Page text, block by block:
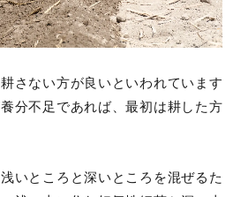
さない方が良いといわれています
分不足であれば、最初は耕した方
いところと深いところを混ぜるた